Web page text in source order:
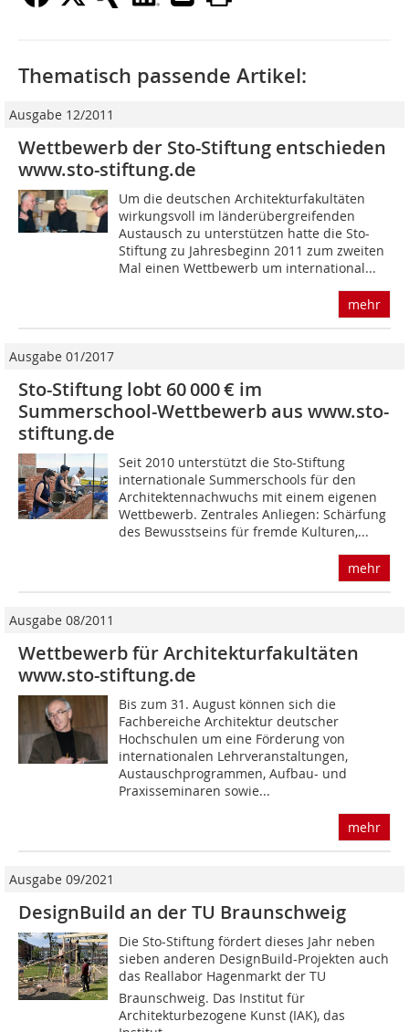
Thematisch passende Artikel:
Ausgabe 12/2011
Wettbewerb der Sto-Stiftung entschieden
www.sto-stiftung.de
Um die deutschen Architekturfakultäten
wirkungsvoll im länderübergreifenden
Austausch zu unterstützen hatte die Sto-
Stiftung zu Jahresbeginn 2011 zum zweiten
Mal einen Wettbewerb um international...
mehr
Ausgabe 01/2017
Sto-Stiftung lobt 60 000 € im
Summerschool-Wettbewerb aus www.sto-
stiftung.de
Seit 2010 unterstützt die Sto-Stiftung
internationale Summerschools für den
Architektennachwuchs mit einem eigenen
Wettbewerb. Zentrales Anliegen: Schärfung
des Bewusstseins für fremde Kulturen,...
mehr
Ausgabe 08/2011
Wettbewerb für Architekturfakultäten
www.sto-stiftung.de
Bis zum 31. August können sich die
Fachbereiche Architektur deutscher
Hochschulen um eine Förderung von
internationalen Lehrveranstaltungen,
Austauschprogrammen, Aufbau- und
Praxisseminaren sowie...
mehr
Ausgabe 09/2021
DesignBuild an der TU Braunschweig
Die Sto-Stiftung fördert dieses Jahr neben
sieben anderen DesignBuild-Projekten auch
das Reallabor Hagenmarkt der TU
Braunschweig. Das Institut für
Architekturbezogene Kunst (IAK), das